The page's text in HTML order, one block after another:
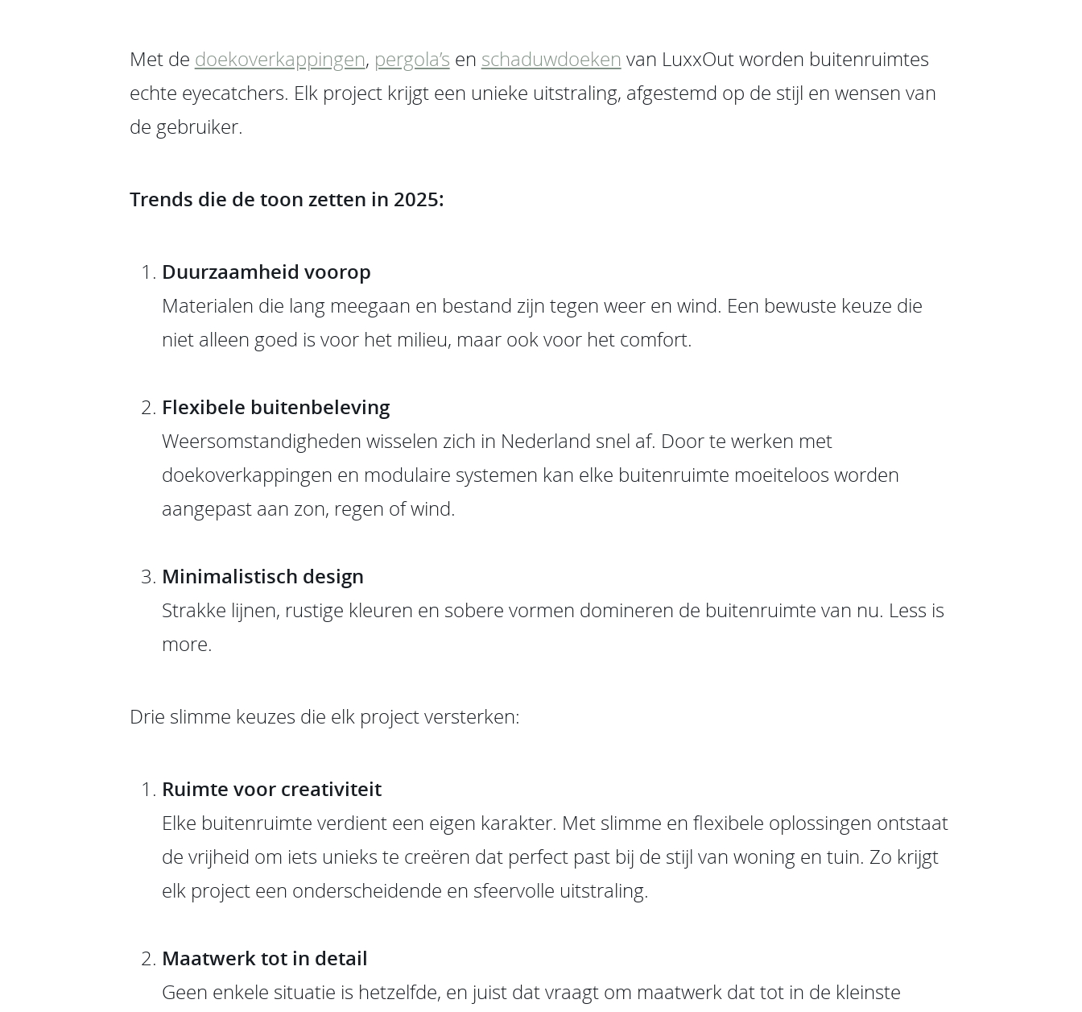
Met de doekoverkappingen, pergola’s en schaduwdoeken van LuxxOut worden buitenruimtes
echte eyecatchers. Elk project krijgt een unieke uitstraling, afgestemd op de stijl en wensen van
de gebruiker.
Trends die de toon zetten in 2025:
Duurzaamheid voorop
Materialen die lang meegaan en bestand zijn tegen weer en wind. Een bewuste keuze die
niet alleen goed is voor het milieu, maar ook voor het comfort.
Flexibele buitenbeleving
Weersomstandigheden wisselen zich in Nederland snel af. Door te werken met
doekoverkappingen en modulaire systemen kan elke buitenruimte moeiteloos worden
aangepast aan zon, regen of wind.
Minimalistisch design
Strakke lijnen, rustige kleuren en sobere vormen domineren de buitenruimte van nu. Less is
more.
Drie slimme keuzes die elk project versterken:
Ruimte voor creativiteit
Elke buitenruimte verdient een eigen karakter. Met slimme en flexibele oplossingen ontstaat
de vrijheid om iets unieks te creëren dat perfect past bij de stijl van woning en tuin. Zo krijgt
elk project een onderscheidende en sfeervolle uitstraling.
Maatwerk tot in detail
Geen enkele situatie is hetzelfde, en juist dat vraagt om maatwerk dat tot in de kleinste